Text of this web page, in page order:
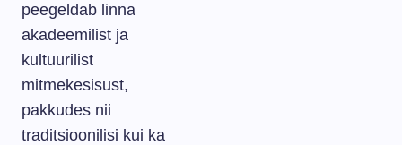
peegeldab linna
akadeemilist ja
kultuurilist
mitmekesisust,
pakkudes nii
traditsioonilisi kui ka